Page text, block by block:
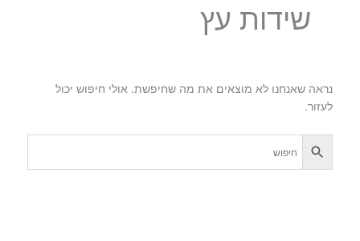
שידות עץ
נראה שאנחנו לא מוצאים את מה שחיפשת. אולי חיפוש יכול
לעזור.